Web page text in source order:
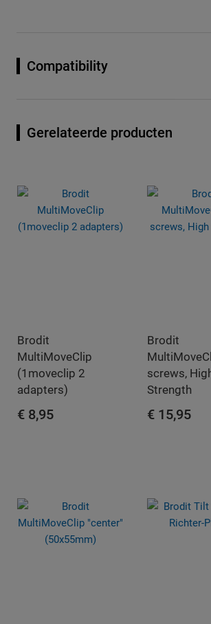
Compatibility
Gerelateerde producten
Brodit
MultiMoveClip
(1moveclip 2
adapters)
€ 8,95
Brodit
screws,
Strength
€ 15,95